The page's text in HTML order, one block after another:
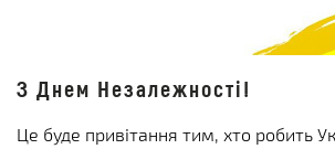
З Днем Незалежності!
Це буде привітання тим, хто робить